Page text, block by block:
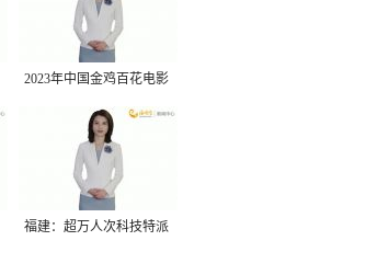
2023年中国金鸡百花电影
节有福电影巡展31日启动
福建：超万人次科技特派